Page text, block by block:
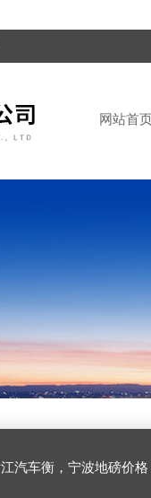
网站首
衡，宁波地磅价格，浙江地